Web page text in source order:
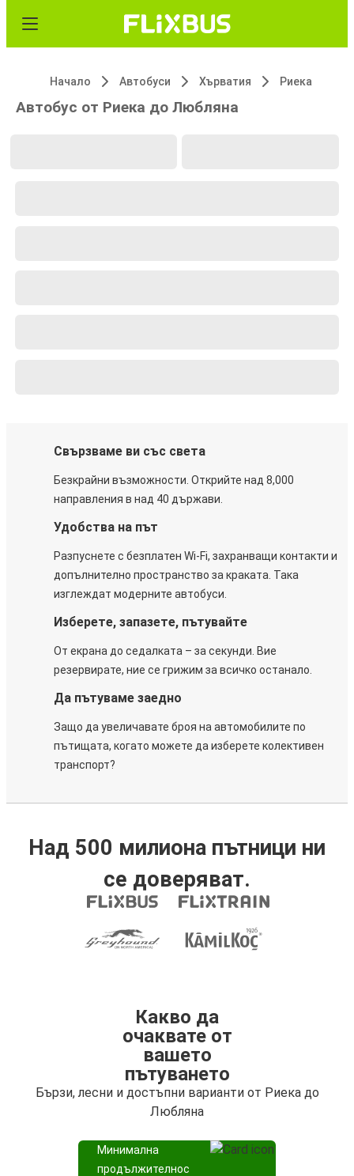
Начало Автобуси Хърватия Риека
Автобус от Риека до Любляна
Свързваме ви със света
Безкрайни възможности. Открийте над 8,000
направления в над 40 държави.
Удобства на път
Разпуснете с безплатен Wi-Fi, захранващи контакти и
допълнително пространство за краката. Така
изглеждат модерните автобуси.
Изберете, запазете, пътувайте
От екрана до седалката – за секунди. Вие
резервирате, ние се грижим за всичко останало.
Да пътуваме заедно
Защо да увеличавате броя на автомобилите по
пътищата, когато можете да изберете колективен
транспорт?
Над 500 милиона пътници ни
се доверяват.
Какво да
очаквате от
вашето
пътуването
Бързи, лесни и достъпни варианти от Риека до
Любляна
Минимална
продължителност